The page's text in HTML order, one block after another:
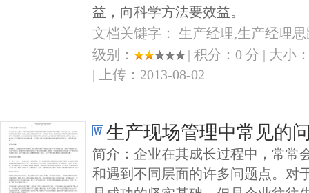
益，向科学方法要效益。
文档关键字： 生产经理,生产经理
级别：
| 积分：0 分 | 大小
| 上传：2013-08-02
生产现场管理中常见的
简介：企业在其成长过程中，常常
和遇到不同层面的许多问题点。对